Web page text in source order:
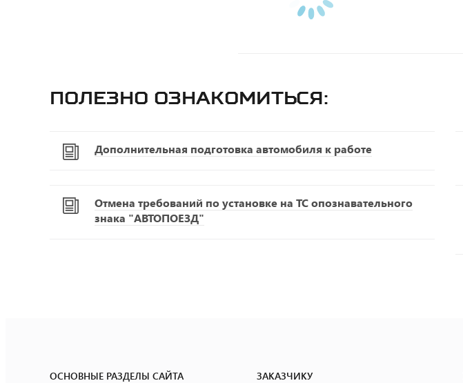
Полезно ознакомиться:
Дополнительная подготовка автомобиля к работе
Отмена требований по установке на ТС опознавательного
знака "АВТОПОЕЗД"
ОСНОВНЫЕ РАЗДЕЛЫ САЙТА
ЗАКАЗЧИКУ